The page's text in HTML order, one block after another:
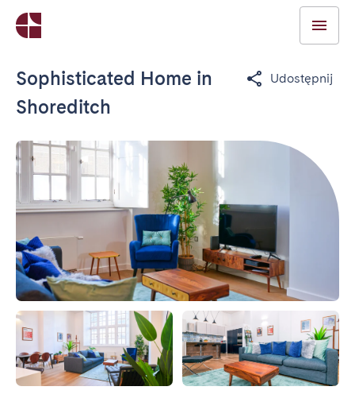
Sophisticated Home in
Shoreditch
Udostępnij